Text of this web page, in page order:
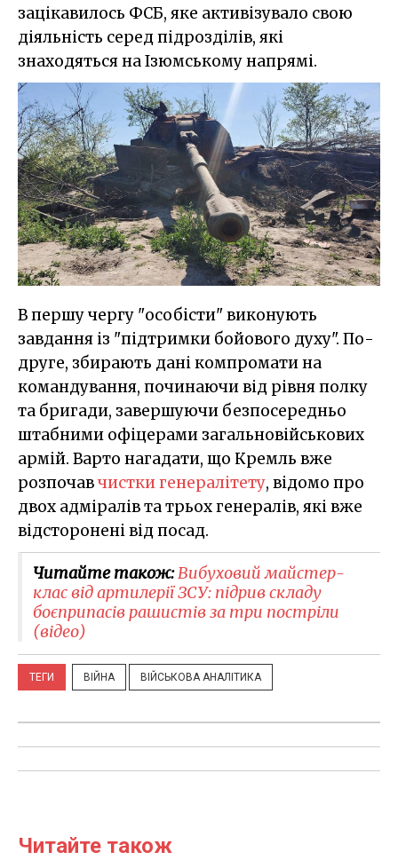
зацікавилось ФСБ, яке активізувало свою
діяльність серед підрозділів, які
знаходяться на Ізюмському напрямі.
В першу чергу "особісти" виконують
завдання із "підтримки бойового духу". По-
друге, збирають дані компромати на
командування, починаючи від рівня полку
та бригади, завершуючи безпосередньо
штабними офіцерами загальновійськових
армій. Варто нагадати, що Кремль вже
розпочавчистки генералітету, відомо про
двох адміралів та трьох генералів, які вже
відсторонені від посад.
Читайте також:Вибуховий майстер-
клас від артилерії ЗСУ: підрив складу
боєприпасів рашистів за три постріли
(відео)
ТЕГИ ВІЙНА ВІЙСЬКОВА АНАЛІТИКА
Читайте також